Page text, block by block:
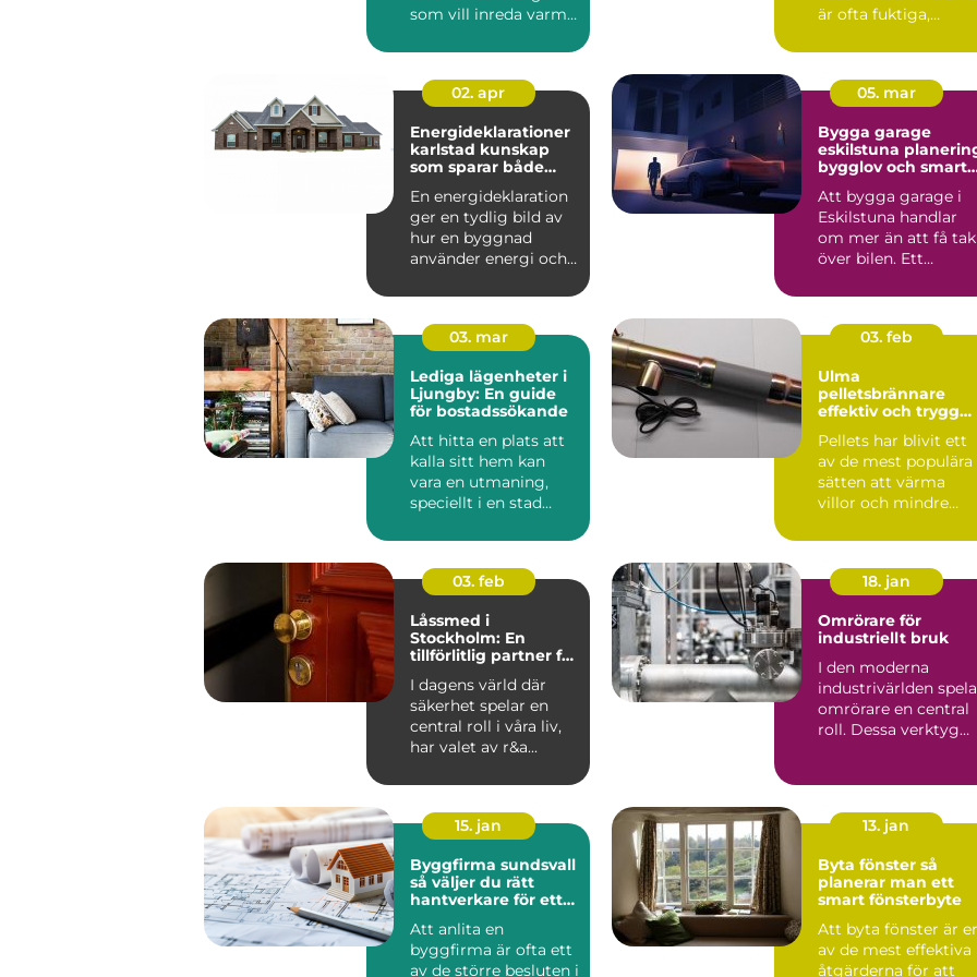
som vill inreda varmt
är ofta fuktiga,
landet...
02. apr
Energideklarationer
karlstad kunskap
som sparar både
En energideklaration
ger en tydlig bild av
hur en byggnad
använder energi och
so...
05. mar
Bygga garage
eskilstuna planering,
bygglov och smarta
Att bygga garage i
Eskilstuna handlar
om mer än att få tak
över bilen. Ett
ger try...
03. mar
Lediga lägenheter i
Ljungby: En guide
för bostadssökande
Att hitta en plats att
kalla sitt hem kan
vara en utmaning,
speciellt i en stad
g...
03. feb
Ulma
pelletsbrännare
effektiv och trygg
Pellets har blivit ett
av de mest populära
sätten att värma
villor och mindre
03. feb
Låssmed i
Stockholm: En
tillförlitlig partner för
I dagens värld där
säkerhet spelar en
central roll i våra liv,
har valet av r&a...
18. jan
Omrörare för
industriellt bruk
I den moderna
industrivärlden
omrörare en central
roll. Dessa verktyg
15. jan
Byggfirma sundsvall
så väljer du rätt
hantverkare för ett
Att anlita en
byggfirma är ofta ett
av de större besluten i
13. jan
Byta fönster så
planerar man ett
smart fönsterbyte
Att byta fönster är
av de mest effektiva
åtgärderna för att